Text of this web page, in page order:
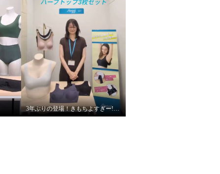
3年ぶりの登場！きもちよすぎー!スロギー！